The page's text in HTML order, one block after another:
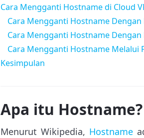
Cara Mengganti Hostname di Cloud
Cara Mengganti Hostname
Cara Mengganti Hostname
Cara Mengganti Hostname Melalui
Kesimpulan
Apa itu Hostname?
Menurut Wikipedia, Hostname